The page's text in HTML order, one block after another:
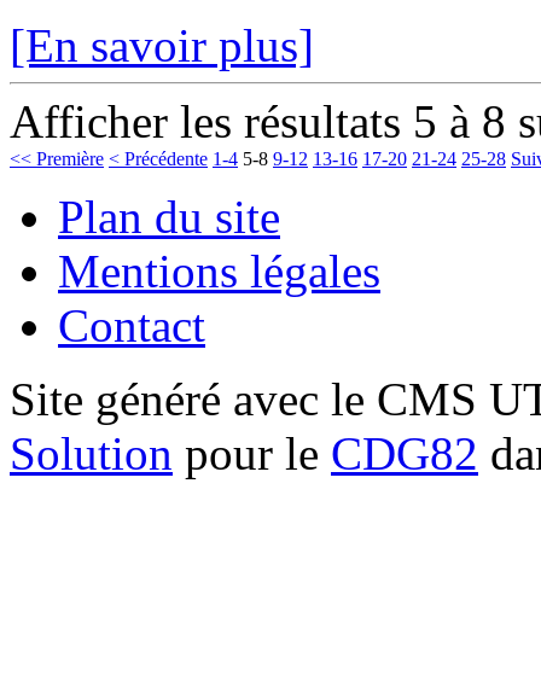
[En savoir plus]
Afficher les résultats 5 à 8
<< Première < Précédente 1-4 5-8 9-12 13-16 17-20 21-24 25-28
Plan du site
Mentions légales
Contact
Site généré avec le CMS
Solution pour le CDG82